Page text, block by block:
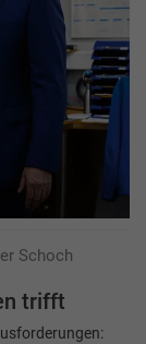
Schoch
trifft